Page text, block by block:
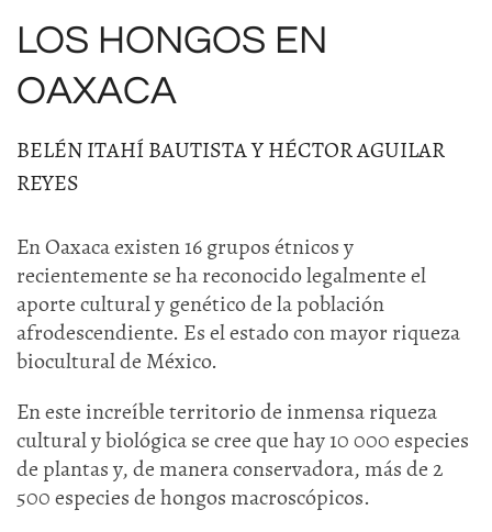
LOS HONGOS EN
OAXACA
BELÉN ITAHÍ BAUTISTA Y HÉCTOR AGUILAR
REYES
En Oaxaca existen 16 grupos étnicos y
recientemente se ha reconocido legalmente el
aporte cultural y genético de la población
afrodescendiente. Es el estado con mayor riqueza
biocultural de México.
En este increíble territorio de inmensa riqueza
cultural y biológica se cree que hay 10 000 especies
de plantas y, de manera conservadora, más de 2
500 especies de hongos macroscópicos.